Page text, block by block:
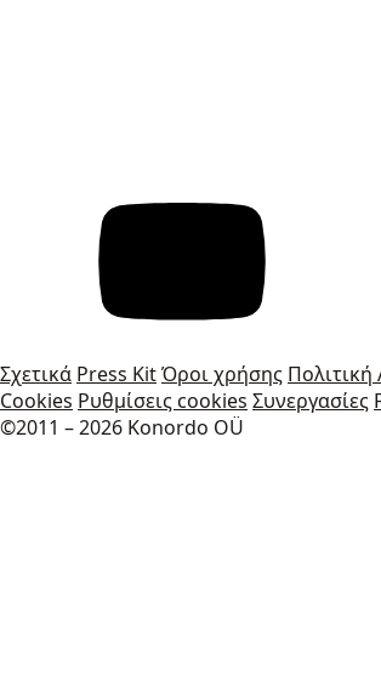
Σχετικά Press KitΌροι χρήσης
Cookies Ρυθμίσεις cookies Συνεργασίες
©2011 – 2026 Konordo OÜ